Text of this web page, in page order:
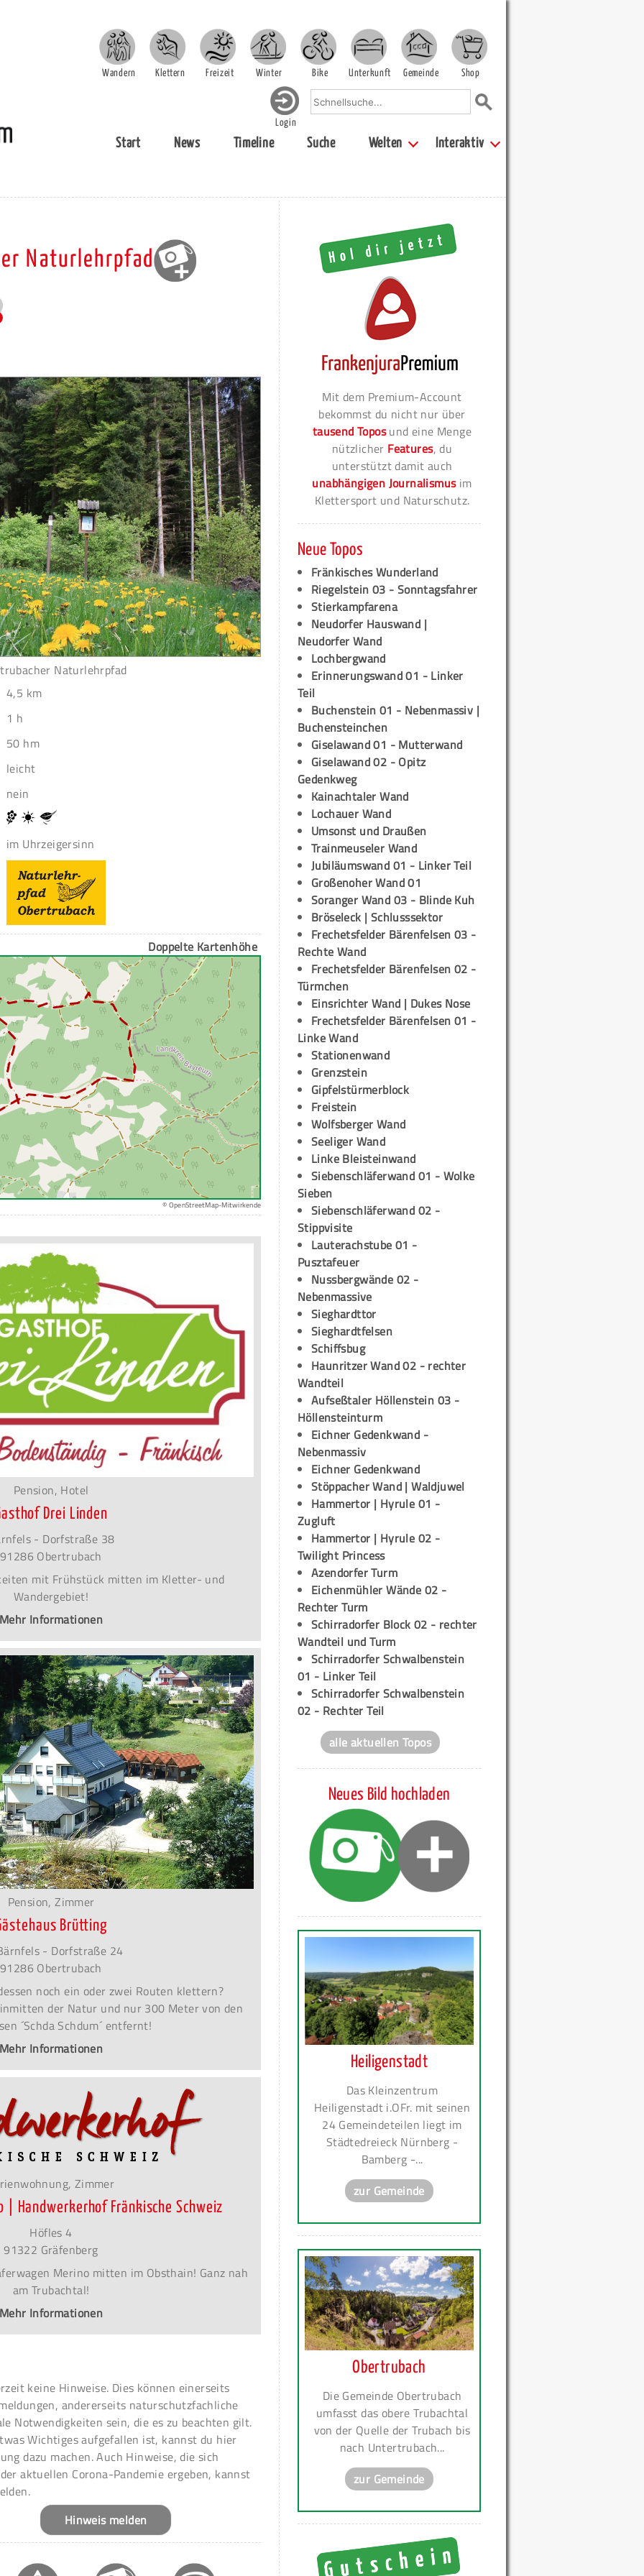
Wandern Klettern Freizeit Winter Bike Unterkunft Gemeinde Shop
Login
Start News Timeline Suche Welten Interaktiv
Naturlehrpfad
Naturlehrpfad
4,5 km
1 h
50 hm
leicht
nein
im Uhrzeigersinn
Doppelte Kartenhöhe
© OpenStreetMap-Mitwirkende
Pension, Hotel
Drei Linden
- Dorfstraße 38
91286 Obertrubach
mit Frühstück mitten im Kletter- und
Wandergebiet!
Informationen
Pension, Zimmer
Brütting
- Dorfstraße 24
91286 Obertrubach
noch ein oder zwei Routen klettern?
der Natur und nur 300 Meter von den
´Schda Schdum´ entfernt!
Informationen
Zimmer
| Handwerkerhof Fränkische Schweiz
Höfles 4
91322 Gräfenberg
Merino mitten im Obsthain! Ganz nah
am Trubachtal!
Informationen
keine Hinweise. Dies können einerseits
andererseits naturschutzfachliche
Notwendigkeiten sein, die es zu beachten gilt.
Wichtiges aufgefallen ist, kannst du hier
dazu machen. Auch Hinweise, die sich
aktuellen Corona-Pandemie ergeben, kannst
Hinweis melden
Mit dem Premium-Account
bekommst du nicht nur über
tausend Toposund eine Menge
nützlicher Features, du
unterstützt damit auch
unabhängigen Journalismusim
Klettersport und Naturschutz.
Neue Topos
Fränkisches Wunderland
Riegelstein 03 - Sonntagsfahrer
Stierkampfarena
Neudorfer Hauswand |
Neudorfer Wand
Lochbergwand
Erinnerungswand 01 - Linker
Teil
Buchenstein 01 - Nebenmassiv |
Buchensteinchen
Giselawand 01 - Mutterwand
Giselawand 02 - Opitz
Gedenkweg
Kainachtaler Wand
Lochauer Wand
Umsonst und Draußen
Trainmeuseler Wand
Jubiläumswand 01 - Linker Teil
Großenoher Wand 01
Soranger Wand 03 - Blinde Kuh
Bröseleck | Schlusssektor
Frechetsfelder Bärenfelsen 03 -
Rechte Wand
Frechetsfelder Bärenfelsen 02 -
Türmchen
Einsrichter Wand | Dukes Nose
Frechetsfelder Bärenfelsen 01 -
Linke Wand
Stationenwand
Grenzstein
Gipfelstürmerblock
Freistein
Wolfsberger Wand
Seeliger Wand
Linke Bleisteinwand
Siebenschläferwand 01 - Wolke
Sieben
Siebenschläferwand 02 -
Stippvisite
Lauterachstube 01 -
Pusztafeuer
Nussbergwände 02 -
Nebenmassive
Sieghardttor
Sieghardtfelsen
Schiffsbug
Haunritzer Wand 02 - rechter
Wandteil
Aufseßtaler Höllenstein 03 -
Höllensteinturm
Eichner Gedenkwand -
Nebenmassiv
Eichner Gedenkwand
Stöppacher Wand | Waldjuwel
Hammertor | Hyrule 01 -
Zugluft
Hammertor | Hyrule 02 -
Twilight Princess
Azendorfer Turm
Eichenmühler Wände 02 -
Rechter Turm
Schirradorfer Block 02 - rechter
Wandteil und Turm
Schirradorfer Schwalbenstein
01 - Linker Teil
Schirradorfer Schwalbenstein
02 - Rechter Teil
alle aktuellen Topos
Neues Bild hochladen
Heiligenstadt
Das Kleinzentrum
Heiligenstadt i.OFr. mit seinen
24 Gemeindeteilen liegt im
Städtedreieck Nürnberg -
Bamberg -...
zur Gemeinde
Obertrubach
Die Gemeinde Obertrubach
umfasst das obere Trubachtal
von der Quelle der Trubach bis
nach Untertrubach...
zur Gemeinde